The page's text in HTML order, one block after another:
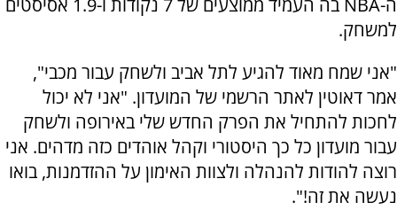
ה-NBA בה העמיד ממוצעים של 7 נקודות ו-1.9 אסיסטים
למשחק.
"אני שמח מאוד להגיע לתל אביב ולשחק עבור מכבי",
אמר דאוטין לאתר הרשמי של המועדון. "אני לא יכול
לחכות להתחיל את הפרק החדש שלי באירופה ולשחק
עבור מועדון כל כך היסטורי וקהל אוהדים כזה מדהים. אני
רוצה להודות להנהלה ולצוות האימון על ההזדמנות, בואו
נעשה את זה!".